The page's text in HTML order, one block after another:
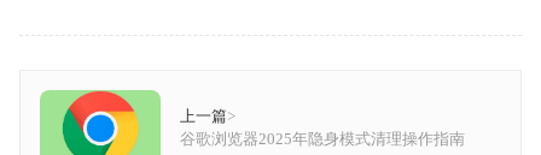
上一篇>
谷歌浏览器2025年隐身模式清理操作指南